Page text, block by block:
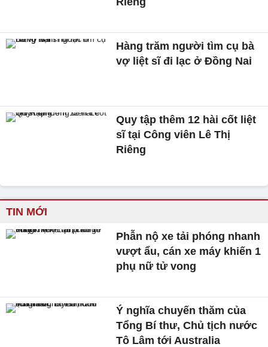
Hàng trăm người tìm cụ bà
vợ liệt sĩ đi lạc ở Đồng Nai
Quy tập thêm 12 hài cốt liệt
sĩ tại Công viên Lê Thị
Riêng
TIN MỚI
Phẫn nộ xe tải phóng nhanh
vượt ẩu, cán xe máy khiến 1
phụ nữ tử vong
Ý nghĩa chuyến thăm của
Tổng Bí thư, Chủ tịch nước
Tô Lâm tới Australia